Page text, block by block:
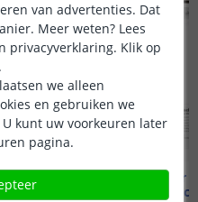
9 meter
Zigbee -
van advertenties. Dat
Meer weten? Lees
privacyverklaring. Klik op
we alleen
en gebruiken we
kunt uw voorkeuren later
pagina.